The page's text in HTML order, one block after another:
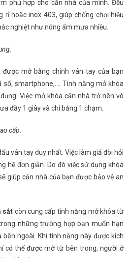
phù hợp cho căn nhà của mình. Đều
rỉ hoặc inox 403, giúp chống chọi hiệu
nghiệt như nóng ẩm mưa nhiều.
mở bằng chính vân tay của bạn
smartphone,…. Tính năng mở khóa
Việc mở khóa căn nhà trở nên vô
đầy 1 giây và chỉ bằng 1 chạm.
cấp:
vân tay duy nhất. Việc làm giả đòi hỏi
hề đơn giản. Do đó việc sử dụng khóa
giúp căn nhà của bạn được bảo vệ an
sắt còn cung cấp tính năng mở khóa từ
những trường hợp bạn muốn hạn
ngoài. Khi tính năng này được kích
có thể được mở từ bên trong, người ở